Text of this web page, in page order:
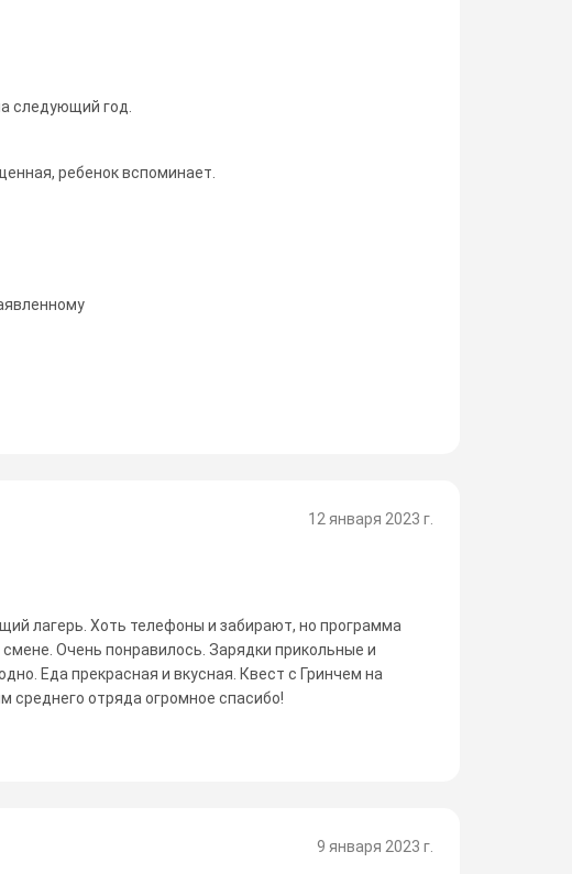
следующий год.
ребенок вспоминает.
12 января 2023 г.
лагерь. Хоть телефоны и забирают, но программа
Очень понравилось. Зарядки прикольные и
Еда прекрасная и вкусная. Квест с Гринчем на
отряда огромное спасибо!
9 января 2023 г.